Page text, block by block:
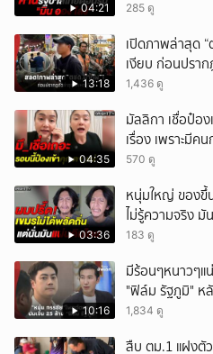
04:21 285 ดู
13:18
เปิดภาพล่าสุด
เงียบ ก่อนปรา
1,436 ดู
04:35
มัลลิกา เชื่อป๋อง
เรื่อง เพราะมีค
570 ดู
03:36
หนุ่มใหญ่ ของขึ้
ไม่รู้ความจริง
183 ดู
10:16
มีร้อนๆหนาวๆแ
"ฟิล์ม รัฐภูมิ" หลั
1,834 ดู
สืบ ตม.1 แฝง